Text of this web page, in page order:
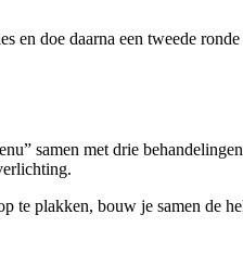
doe daarna een tweede
samen met drie
te plakken, bouw je samen de